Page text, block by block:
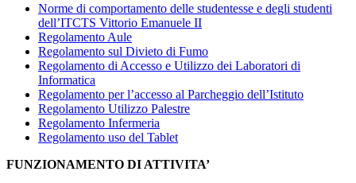
Norme di comportamento delle studentesse e degli studenti
dell’ITCTS Vittorio Emanuele II
Regolamento Aule
Regolamento sul Divieto di Fumo
Regolamento di Accesso e Utilizzo dei Laboratori di
Informatica
Regolamento per l’accesso al Parcheggio dell’Istituto
Regolamento Utilizzo Palestre
Regolamento Infermeria
Regolamento uso del Tablet
FUNZIONAMENTO DI ATTIVITA’